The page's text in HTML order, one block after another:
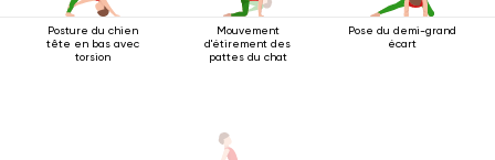
Posture du chien
tête en bas avec
torsion
Mouvement
d'étirement des
pattes du chat
Pose du demi-grand
écart